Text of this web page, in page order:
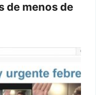
de menos de